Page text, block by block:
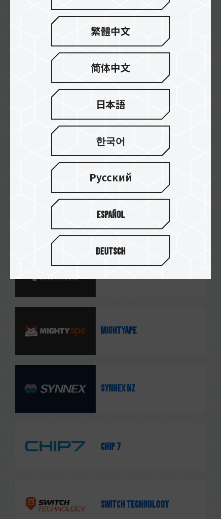
Synnex AU
EXTREMEPC
1STWAVE TECHNOLOGIES
MIGHTYape
Synnex NZ
CHIP 7
Switch Technology
繁體中文
简体中文
日本語
한국어
Русский
Español
Deutsch